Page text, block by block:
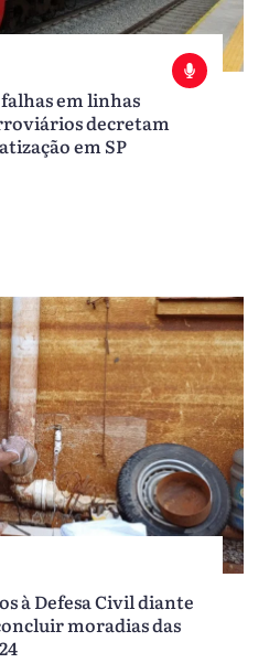
em linhas
decretam
em SP
à Defesa Civil diante
moradias das